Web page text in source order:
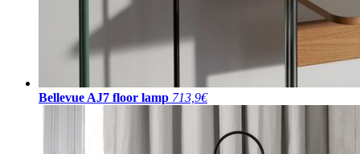
Bellevue AJ7 floor lamp 713,9€